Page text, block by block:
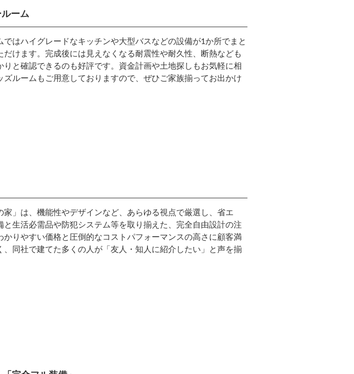
ルーム
ではハイグレードなキッチンや大型バスなどの設備が1か所でまと
だけます。完成後には見えなくなる耐震性や耐久性、断熱なども
りと確認できるのも好評です。資金計画や土地探しもお気軽に相
ズルームもご用意しておりますので、ぜひご家族揃ってお出かけ
家」は、機能性やデザインなど、あらゆる視点で厳選し、省エ
と生活必需品や防犯システム等を取り揃えた、完全自由設計の注
かりやすい価格と圧倒的なコストパフォーマンスの高さに顧客満
、同社で建てた多くの人が「友人・知人に紹介したい」と声を揃